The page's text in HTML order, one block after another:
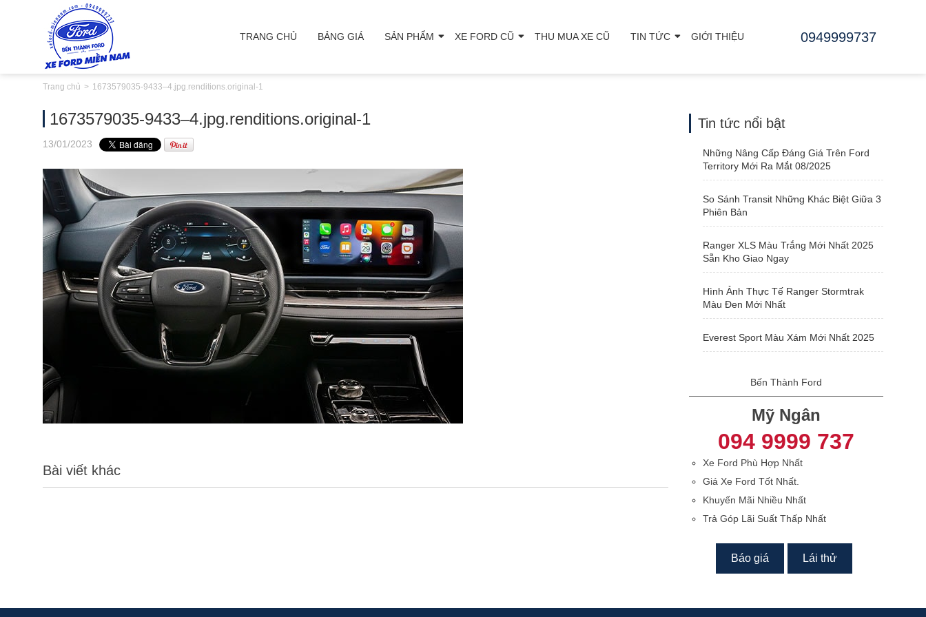
TRANG CHỦ BẢNG GIÁ SẢN PHẨM XE FORD CŨ THU MUA XE CŨ TIN TỨC GIỚI THIỆU 0949999737
Trang chủ 1673579035-9433–4.jpg.renditions.original-1
1673579035-9433–4.jpg.renditions.original-1
13/01/2023
Bài viết khác
Tin tức nổi bật
Những Nâng Cấp Đáng Giá Trên Ford
Territory Mới Ra Mắt 08/2025
So Sánh Transit Những Khác Biệt Giữa 3
Phiên Bản
Ranger XLS Màu Trắng Mới Nhất 2025
Sẵn Kho Giao Ngay
Hình Ảnh Thực Tế Ranger Stormtrak
Màu Đen Mới Nhất
Everest Sport Màu Xám Mới Nhất 2025
Bến Thành Ford
Mỹ Ngân
094 9999 737
Xe Ford Phù Hợp Nhất
Giá Xe Ford Tốt Nhất.
Khuyến Mãi Nhiều Nhất
Trả Góp Lãi Suất Thấp Nhất
Báo giá Lái thử